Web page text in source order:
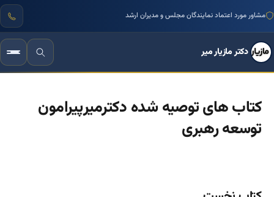
مشاور مورد اعتماد نمایندگان مجلس و مدیران ارشد
دکتر مازیار میر
کتاب های توصیه شده دکترمیرپیرامون
توسعه رهبری